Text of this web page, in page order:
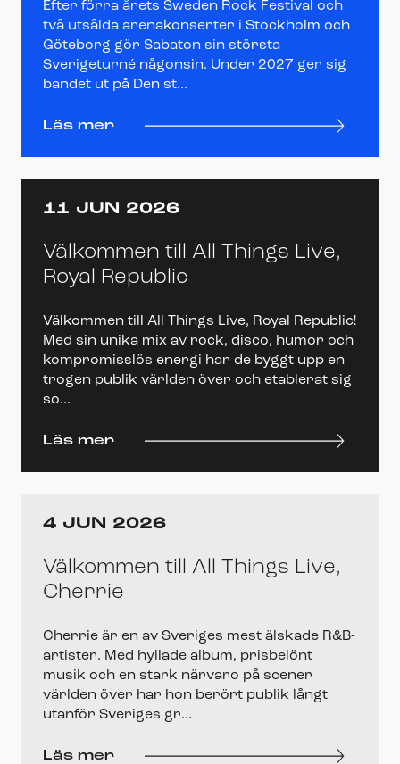
Efter förra årets Sweden Rock Festival och
två utsålda arenakonserter i Stockholm och
Göteborg gör Sabaton sin största
Sverigeturné någonsin. Under 2027 ger sig
bandet ut på Den st...
Läs mer
11 JUN 2026
Välkommen till All Things Live,
Royal Republic
Välkommen till All Things Live, Royal Republic!
Med sin unika mix av rock, disco, humor och
kompromisslös energi har de byggt upp en
trogen publik världen över och etablerat sig
so...
Läs mer
4 JUN 2026
Välkommen till All Things Live,
Cherrie
Cherrie är en av Sveriges mest älskade R&B-
artister. Med hyllade album, prisbelönt
musik och en stark närvaro på scener
världen över har hon berört publik långt
utanför Sveriges gr...
Läs mer